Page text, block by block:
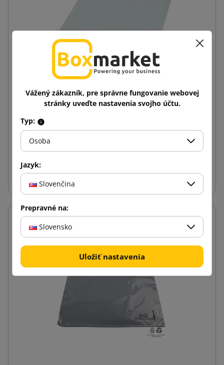
Biela kuriérska obálka s rukoväťou Foliopak
Vážený zákazník, pre správne fungovanie webovej
stránky uveďte nastavenia svojho účtu.
Typ:
Osoba
Jazyk:
Slovenčina
Prepravné na:
Slovensko
Uložiť nastavenia